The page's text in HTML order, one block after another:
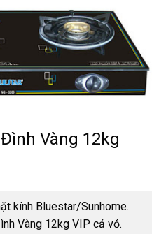
Vàng 12kg
kính Bluestar/Sunhome.
Vàng 12kg VIP cả vỏ.